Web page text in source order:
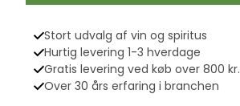
Stort udvalg af vin og spiritus
Hurtig levering 1-3 hverdage
Gratis levering ved køb over 800 kr.
Over 30 års erfaring i branchen